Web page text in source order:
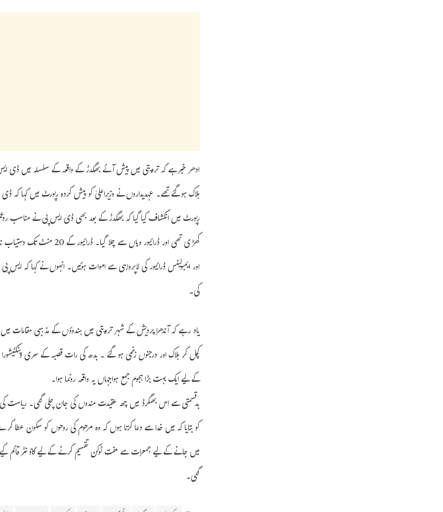
ہلاک ہوگئے تھے۔ عہدیداروں نے وزیراعلیٰ کو پیش کردہ رپورٹ میں کہا
رپورٹ میں انکشاف کیا گیا کہ بھگدڑ کے بعد بھی ڈی ایس پی نے مناسب
کھڑی تھی اور ڈرائیور وہاں
اور ایمبولینس ڈرائیور کی لاپرواہی سے اموات ہوئیں۔ انہوں نے کہا کہ
کی۔
یاد رہے کہ آندھرا پردیش کے شہر تروپتی میں ہندوؤں کے مذہبی مقامات
کچل کر ہلاک اور درجنوں زخمی ہو گئے ۔ بدھ کی رات قصبہ کے سری
کے لیے ایک بہت بڑا ہجوم جمع ہواجہاں یہ واقعہ رونما ہوا۔
بدقسمتی سے اس بھگرڈ میں چھ عقیدت مندوں کی جان چلی گئی۔ ریاست کی
میں جانے کے لیے جمعرات سے مفت ٹوکن تقسیم کرنے کے لیے کاؤنٹر قائم کیے
گئی۔